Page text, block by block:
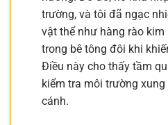
trường, và tôi đã ngạc
vật thể như hàng rào
trong bê tông đôi khi
Điều này cho thấy tầm
kiểm tra môi trường
cánh.